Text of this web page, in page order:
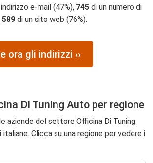
e-mail (47%), 745 di un numero di
589 di un sito web (76%).
ora gli indirizzi ››
Di Tuning Auto per regione
aziende del settore Officina Di Tuning
Clicca su una regione per vedere i